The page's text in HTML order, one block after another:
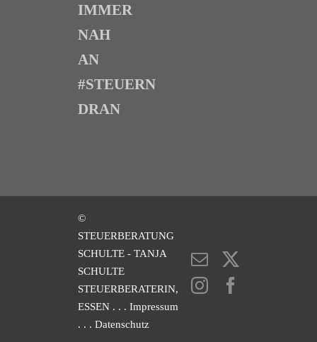
IMMER
NAH
AN
#STEUERN
DRAN
©
STEUERBERATUNG
SCHULTE - TANJA
SCHULTE
STEUERBERATERIN,
ESSEN . . . Impressum
. . . Datenschutz
E-
Mail
Instagram